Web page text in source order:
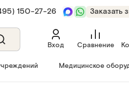
150‑27‑26 Заказать
Вход Сравнение
Медицинское